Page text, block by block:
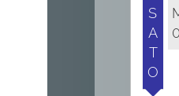
S
A
T
O
0